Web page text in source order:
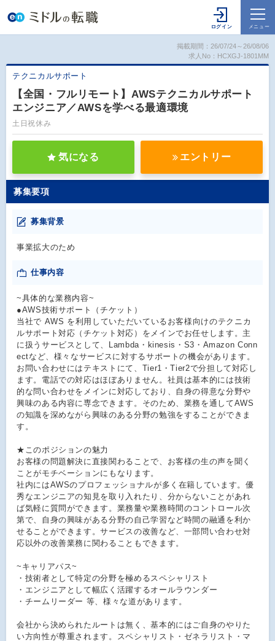
掲載期間：26/07/24～26/08/06
求人No：HCXGJ-1801MM
テクニカルサポート
【全国・フルリモート】AWSテクニカルサポート
エンジニア／AWSを学べる最適環境
土日祝休み
気になる エントリー
募集要項
募集背景
事業拡大のため
仕事内容
~具体的な業務内容~
●AWS技術サポート（チケット）
当社で AWS を利用していただいているお客様向けのテクニカ
ルサポート対応（チケット対応）をメインでお任せします。主
に扱うサービスとして、Lambda・kinesis・S3・Amazon Conn
ectなど、様々なサービスに対するサポートの機会があります。
お問い合わせにはテキストにて、Tier1・Tier2で分担して対応し
ます。電話での対応はほぼありません。社員は基本的には技術
的な問い合わせをメインに対応しており、自身の得意な分野や
興味のある内容に専念できます。そのため、業務を通してAWS
の知識を深めながら興味のある分野の勉強をすることができま
す。
★このポジションの魅力
お客様の問題解決に直接関わることで、お客様の生の声を聞く
ことがモチベーションにもなります。
社内にはAWSのプロフェッショナルが多く在籍しています。優
秀なエンジニアの知見を取り入れたり、分からないことがあれ
ば気軽に質問ができます。業務量や業務時間のコントロール次
第で、自身の興味がある分野の自己学習など時間の融通を利か
せることができます。サービスの改善など、一部問い合わせ対
応以外の改善業務に関わることもできます。
~キャリアパス~
・技術者として特定の分野を極めるスペシャリスト
・エンジニアとして幅広く活躍するオールラウンダー
・チームリーダー 等、様々な道があります。
会社から決められたルートは無く、基本的にはご自身のやりた
い方向性が尊重されます。スペシャリスト・ゼネラリスト・マ